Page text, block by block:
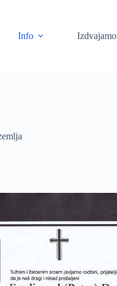
Info Izdvajamo